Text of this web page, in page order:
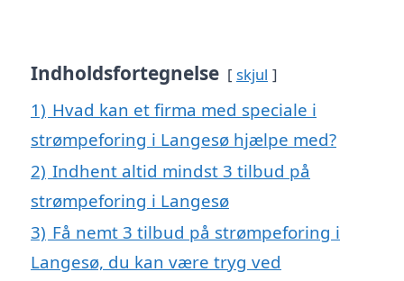
Indholdsfortegnelse skjul
1) Hvad kan et firma med speciale i
strømpeforing i Langesø hjælpe med?
2) Indhent altid mindst 3 tilbud på
strømpeforing i Langesø
3) Få nemt 3 tilbud på strømpeforing i
Langesø, du kan være tryg ved